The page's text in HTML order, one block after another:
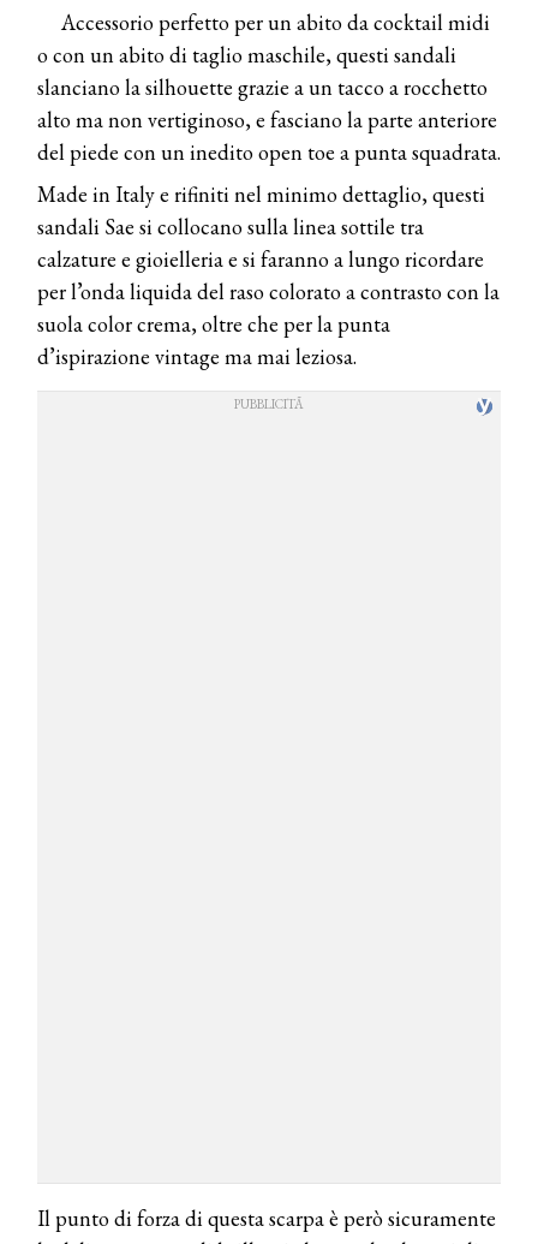
Accessorio perfetto per un abito da cocktail midi
o con un abito di taglio maschile, questi sandali
slanciano la silhouette grazie a un tacco a rocchetto
alto ma non vertiginoso, e fasciano la parte anteriore
del piede con un inedito open toe a punta squadrata.
Made in Italy e rifiniti nel minimo dettaglio, questi
sandali Sae si collocano sulla linea sottile tra
calzature e gioielleria e si faranno a lungo ricordare
per l’onda liquida del raso colorato a contrasto con la
suola color crema, oltre che per la punta
d’ispirazione vintage ma mai leziosa.
Il punto di forza di questa scarpa è però sicuramente